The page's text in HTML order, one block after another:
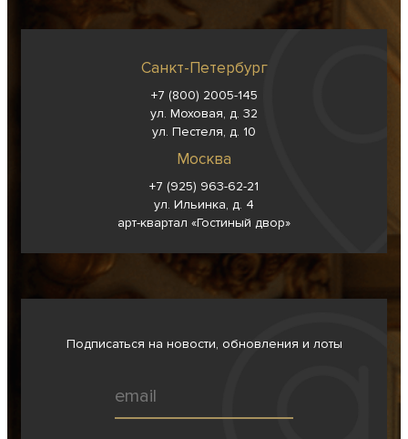
Санкт-Петербург
+7 (800) 2005-145
ул. Моховая, д. 32
ул. Пестеля, д. 10
Москва
+7 (925) 963-62-21
ул. Ильинка, д. 4
арт-квартал «Гостиный двор»
Подписаться на новости, обновления и лоты